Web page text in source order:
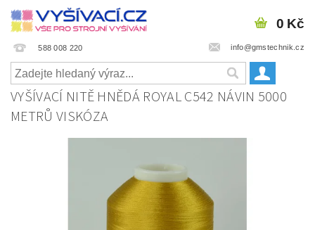
588 008 220 info@gmstechnik.cz
0 Kč
VYŠÍVACÍ NITĚ HNĚDÁ ROYAL C542 NÁVIN 5000
METRŮ VISKÓZA